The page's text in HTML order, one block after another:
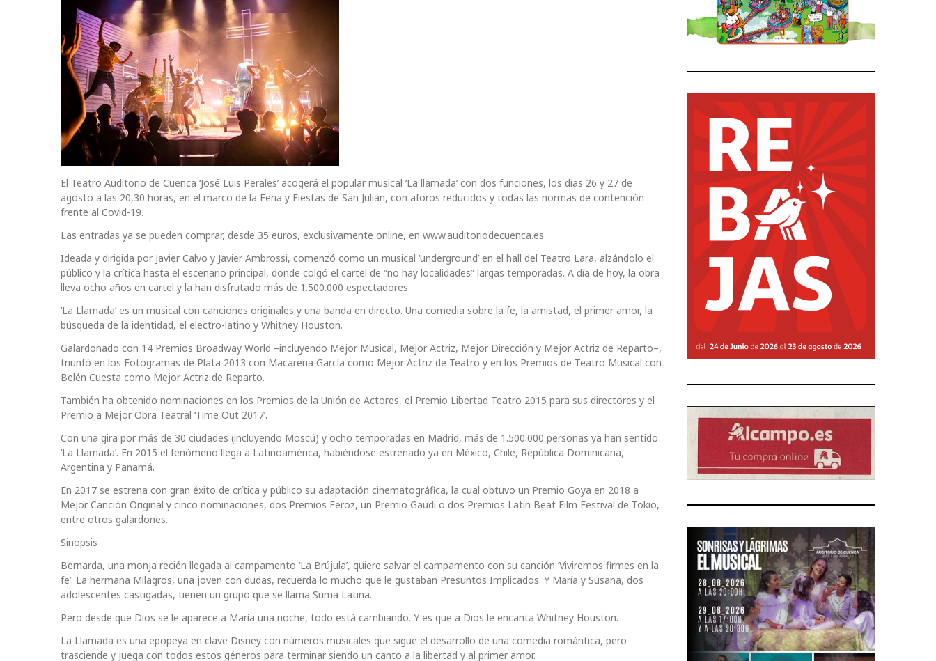
El Teatro Auditorio de Cuenca ‘José Luis Perales’ acogerá el popular musical ‘La llamada’ con dos funciones, los días 26 y 27 de
agosto a las 20,30 horas, en el marco de la Feria y Fiestas de San Julián, con aforos reducidos y todas las normas de contención
frente al Covid-19.
Las entradas ya se pueden comprar, desde 35 euros, exclusivamente online, en www.auditoriodecuenca.es
Ideada y dirigida por Javier Calvo y Javier Ambrossi, comenzó como un musical ‘underground’ en el hall del Teatro Lara, alzándolo el
público y la crítica hasta el escenario principal, donde colgó el cartel de “no hay localidades” largas temporadas. A día de hoy, la obra
lleva ocho años en cartel y la han disfrutado más de 1.500.000 espectadores.
‘La Llamada’ es un musical con canciones originales y una banda en directo. Una comedia sobre la fe, la amistad, el primer amor, la
búsqueda de la identidad, el electro-latino y Whitney Houston.
Galardonado con 14 Premios Broadway World –incluyendo Mejor Musical, Mejor Actriz, Mejor Dirección y Mejor Actriz de Reparto–,
triunfó en los Fotogramas de Plata 2013 con Macarena García como Mejor Actriz de Teatro y en los Premios de Teatro Musical con
Belén Cuesta como Mejor Actriz de Reparto.
También ha obtenido nominaciones en los Premios de la Unión de Actores, el Premio Libertad Teatro 2015 para sus directores y el
Premio a Mejor Obra Teatral ‘Time Out 2017’.
Con una gira por más de 30 ciudades (incluyendo Moscú) y ocho temporadas en Madrid, más de 1.500.000 personas ya han sentido
‘La Llamada’. En 2015 el fenómeno llega a Latinoamérica, habiéndose estrenado ya en México, Chile, República Dominicana,
Argentina y Panamá.
En 2017 se estrena con gran éxito de crítica y público su adaptación cinematográfica, la cual obtuvo un Premio Goya en 2018 a
Mejor Canción Original y cinco nominaciones, dos Premios Feroz, un Premio Gaudí o dos Premios Latin Beat Film Festival de Tokio,
entre otros galardones.
Sinopsis
Bernarda, una monja recién llegada al campamento ‘La Brújula’, quiere salvar el campamento con su canción ‘Viviremos firmes en la
fe’. La hermana Milagros, una joven con dudas, recuerda lo mucho que le gustaban Presuntos Implicados. Y María y Susana, dos
adolescentes castigadas, tienen un grupo que se llama Suma Latina.
Pero desde que Dios se le aparece a María una noche, todo está cambiando. Y es que a Dios le encanta Whitney Houston.
La Llamada es una epopeya en clave Disney con números musicales que sigue el desarrollo de una comedia romántica, pero
trasciende y juega con todos estos géneros para terminar siendo un canto a la libertad y al primer amor.